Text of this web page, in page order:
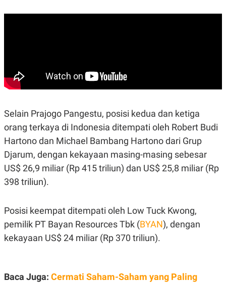
P
E
V
E
R
S
N
G
K
G
M
D
.
I
D
USE
Selain Prajogo Pangestu, posisi kedua dan ketiga
orang terkaya di Indonesia ditempati oleh Robert Budi
Hartono dan Michael Bambang Hartono dari Grup
Djarum, dengan kekayaan masing-masing sebesar
US$ 26,9 miliar (Rp 415 triliun) dan US$ 25,8 miliar (Rp
398 triliun).
Posisi keempat ditempati oleh Low Tuck Kwong,
pemilik PT Bayan Resources Tbk (BYAN), dengan
kekayaan US$ 24 miliar (Rp 370 triliun).
Baca Juga: Cermati Saham-Saham yang Paling